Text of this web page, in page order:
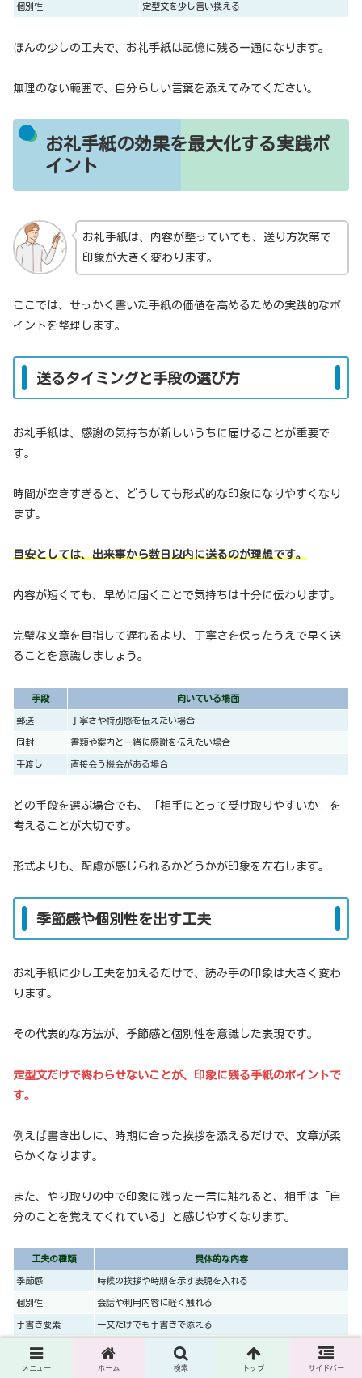
個別性 定型文を少し言い換える
ほんの少しの工夫で、お礼手紙は記憶に残る一通になります。
無理のない範囲で、自分らしい言葉を添えてみてください。
お礼手紙の効果を最大化する実践ポ
イント
お礼手紙は、内容が整っていても、送り方次第で
印象が大きく変わります。
ここでは、せっかく書いた手紙の価値を高めるための実践的なポ
イントを整理します。
送るタイミングと手段の選び方
お礼手紙は、感謝の気持ちが新しいうちに届けることが重要で
す。
時間が空きすぎると、どうしても形式的な印象になりやすくなり
ます。
目安としては、出来事から数日以内に送るのが理想です。
内容が短くても、早めに届くことで気持ちは十分に伝わります。
完璧な文章を目指して遅れるより、丁寧さを保ったうえで早く送
ることを意識しましょう。
手段 向いている場面
郵送 丁寧さや特別感を伝えたい場合
同封 書類や案内と一緒に感謝を伝えたい場合
手渡し 直接会う機会がある場合
どの手段を選ぶ場合でも、「相手にとって受け取りやすいか」を
考えることが大切です。
形式よりも、配慮が感じられるかどうかが印象を左右します。
季節感や個別性を出す工夫
お礼手紙に少し工夫を加えるだけで、読み手の印象は大きく変わ
ります。
その代表的な方法が、季節感と個別性を意識した表現です。
定型文だけで終わらせないことが、印象に残る手紙のポイントで
す。
例えば書き出しに、時期に合った挨拶を添えるだけで、文章が柔
らかくなります。
また、やり取りの中で印象に残った一言に触れると、相手は「自
分のことを覚えてくれている」と感じやすくなります。
工夫の種類 具体的な内容
季節感 時候の挨拶や時期を示す表現を入れる
個別性 会話や利用内容に軽く触れる
手書き要素 一文だけでも手書きで添える
すべてを盛り込む必要はありません。
メニュー ホーム 検索 トップ サイドバー